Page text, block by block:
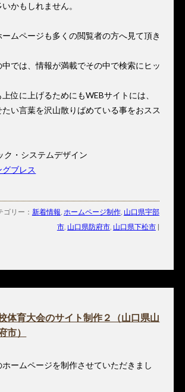
かもしれません。
ムページも多くの閲覧者の方へ見て頂き
では、情報が満載でその中で検索にヒッ
位に上げるためにもWEBサイトには、
い言葉を沢山散りばめている事をおスス
ク・システムデザイン
ブレス
リー： 新着情報, ホームページ制作, 山口県宇部
市, 山口県防府市, 山口県下松市|
体育大会のサイト制作２（山口県山
市）
ームページを制作させていただきまし